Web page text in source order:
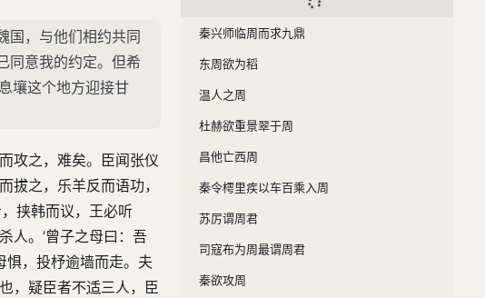
国，与他们相约共同
同意我的约定。但希
壤这个地方迎接甘
攻之，难矣。臣闻张仪
拔之，乐羊反而语功，
挟韩而议，王必听
人。’曾子之母曰：吾
惧，投杼逾墙而走。夫
，疑臣者不适三人，臣
秦兴师临周而求九鼎
东周欲为稻
温人之周
杜赫欲重景翠于周
昌他亡西周
秦令樗里疾以车百乘入周
苏厉谓周君
司寇布为周最谓周君
秦欲攻周